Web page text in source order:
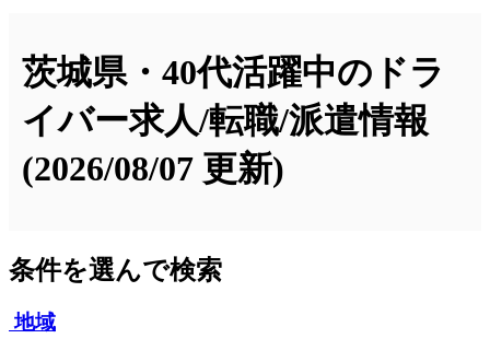
茨城県・40代活躍中のドラ
イバー求人/転職/派遣情報
(2026/08/07 更新)
条件を選んで検索
地域